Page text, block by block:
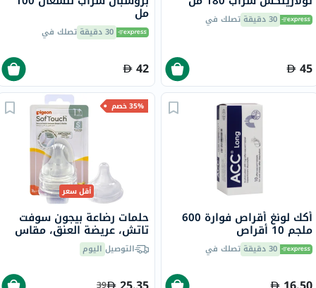
30 دقيقة تصلك في
45
مل
30 دقيقة تصلك في
42
أكك لونغ أقراص فوارة 600
ملجم 10 أقراص
30 دقيقة تصلك في
35% خصم
أقل سعر
حلمات رضاعة بيجون سوفت
تاتش، عريضة العنق، مقاس
صغير، 2 قطع
التوصيل اليوم